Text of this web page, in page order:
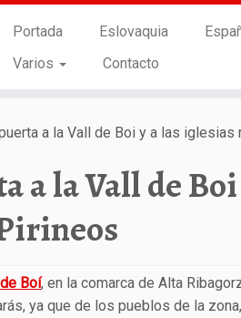
Portada Eslovaquia
Varios
Contacto
a la Vall de Boi y a las
a la Vall de
Boí, en la comarca de Alta
ya que de los pueblos de la